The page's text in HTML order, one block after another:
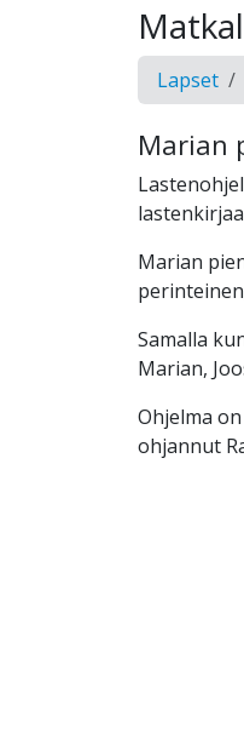
Lapset
Marian
Marian
Samalla
Marian,
Ohjelma
ohjannut